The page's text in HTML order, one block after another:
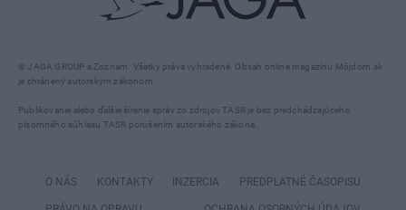
© JAGA GROUP a Zoznam. Všetky práva vyhradené. Obsah online magazínu Môjdom.sk
je chránený autorským zákonom.
Publikovanie alebo ďalšie šírenie správ zo zdrojov TASR je bez predchádzajúceho
písomného súhlasu TASR porušením autorského zákona.
O NÁS KONTAKTY INZERCIA PREDPLATNÉ ČASOPISU